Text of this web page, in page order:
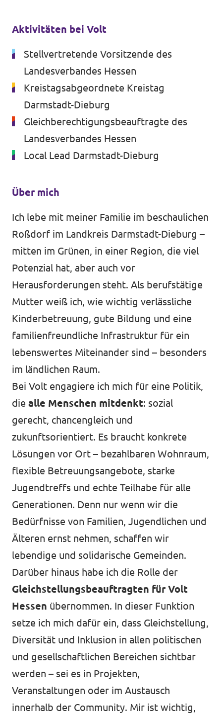
Transparenz
Datenschutz
Impressum
Kontakt
Aktivitäten bei Volt
Stellvertretende Vorsitzende des
Landesverbandes Hessen
Kreistagsabgeordnete Kreistag
Darmstadt-Dieburg
Gleichberechtigungsbeauftragte des
Landesverbandes Hessen
Local Lead Darmstadt-Dieburg
Über mich
Ich lebe mit meiner Familie im beschaulichen
Roßdorf im Landkreis Darmstadt-Dieburg –
mitten im Grünen, in einer Region, die viel
Potenzial hat, aber auch vor
Herausforderungen steht. Als berufstätige
Mutter weiß ich, wie wichtig verlässliche
Kinderbetreuung, gute Bildung und eine
familienfreundliche Infrastruktur für ein
lebenswertes Miteinander sind – besonders
im ländlichen Raum.
Bei Volt engagiere ich mich für eine Politik,
die alle Menschen mitdenkt: sozial
gerecht, chancengleich und
zukunftsorientiert. Es braucht konkrete
Lösungen vor Ort – bezahlbaren Wohnraum,
flexible Betreuungsangebote, starke
Jugendtreffs und echte Teilhabe für alle
Generationen. Denn nur wenn wir die
Bedürfnisse von Familien, Jugendlichen und
Älteren ernst nehmen, schaffen wir
lebendige und solidarische Gemeinden.
Darüber hinaus habe ich die Rolle der
Gleichstellungsbeauftragten für Volt
Hessen übernommen. In dieser Funktion
setze ich mich dafür ein, dass Gleichstellung,
Diversität und Inklusion in allen politischen
und gesellschaftlichen Bereichen sichtbar
werden – sei es in Projekten,
Veranstaltungen oder im Austausch
innerhalb der Community. Mir ist wichtig,